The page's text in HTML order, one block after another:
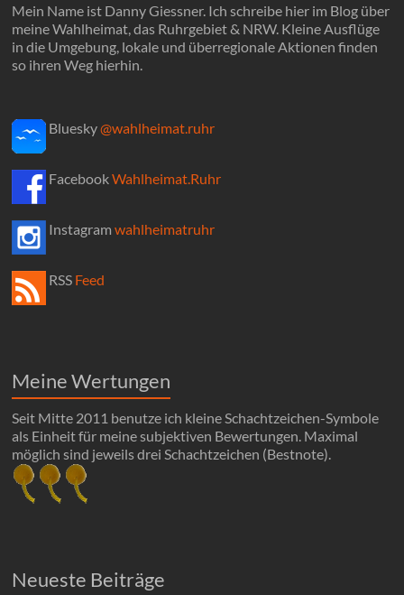
Mein Name ist Danny Giessner. Ich schreibe hier im Blog über
meine Wahlheimat, das Ruhrgebiet & NRW. Kleine Ausflüge
in die Umgebung, lokale und überregionale Aktionen finden
so ihren Weg hierhin.
Bluesky@wahlheimat.ruhr
FacebookWahlheimat.Ruhr
Instagramwahlheimatruhr
RSS Feed
Meine Wertungen
Seit Mitte 2011 benutze ich kleine Schachtzeichen-Symbole
als Einheit für meine subjektiven Bewertungen. Maximal
möglich sind jeweils drei Schachtzeichen (Bestnote).
Neueste Beiträge